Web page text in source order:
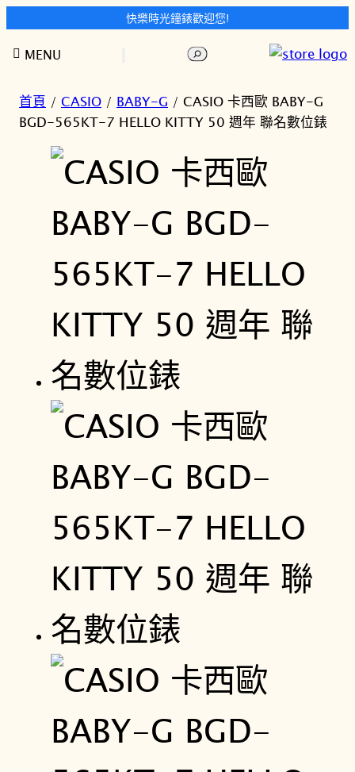
快樂時光鐘錶歡迎您!
至
搜
MENU
首頁 / CASIO / BABY-G / CASIO 卡西歐 BABY-G
BGD-565KT-7 HELLO KITTY 50 週年 聯名數位錶